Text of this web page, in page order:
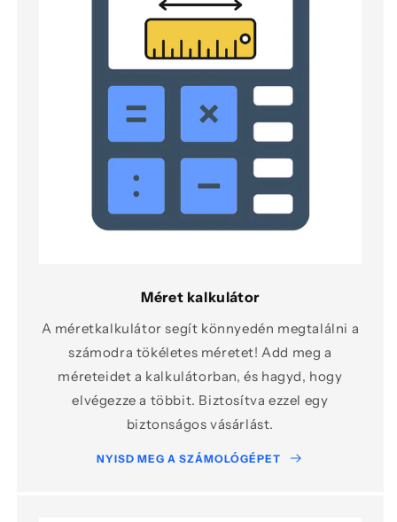
Méret kalkulátor
A méretkalkulátor segít könnyedén megtalálni a
számodra tökéletes méretet! Add meg a
méreteidet a kalkulátorban, és hagyd, hogy
elvégezze a többit. Biztosítva ezzel egy
biztonságos vásárlást.
NYISD MEG A SZÁMOLÓGÉPET